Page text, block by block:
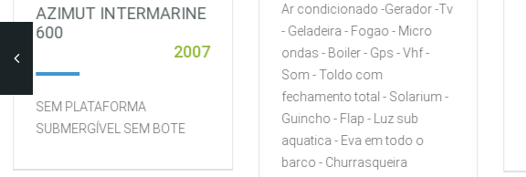
AZIMUT INTERMARINE
600
2007
SEM PLATAFORMA
SUBMERGÍVEL SEM BOTE
Ar condicionado -Gerador -Tv
- Geladeira - Fogao - Micro
ondas - Boiler - Gps - Vhf -
Som - Toldo com
fechamento total - Solarium -
Guincho - Flap - Luz sub
aquatica - Eva em todo o
barco - Churrasqueira